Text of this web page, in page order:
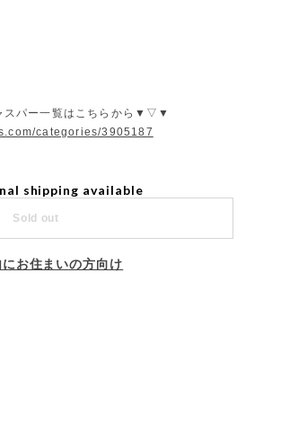
パー一覧はこちらから▼▽▼
categories/3905187
shipping available
Sold out
お住まいの方向け